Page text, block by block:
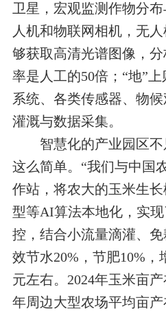
卫星，宏观监测作物分
人机和物联网相机，无
够获取高清光谱图像，
率是人工的50倍；“地”
系统、各类传感器、物
灌溉与数据采集。
智慧化的产业园区不
这么简单。“我们与中国
作站，将农大的玉米生
型等AI算法本地化，实
控，结合小流量滴灌、
效节水20%，节肥10%，
元左右。2024年玉米亩
年周边大型农场平均亩